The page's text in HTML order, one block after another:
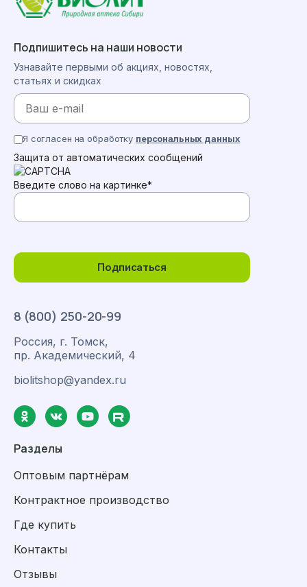
8 (800) 250-20-99
Россия, г. Томск,
пр. Академический, 4
biolitshop@yandex.ru
Разделы
Оптовым партнёрам
Контрактное производство
Где купить
Контакты
Отзывы
Подпишитесь на наши новости
Узнавайте первыми об акциях, новостях,
статьях и скидках
Подписаться
Я согласен на обработку персональных данных
Защита от автоматических сообщений
Введите слово на картинке*